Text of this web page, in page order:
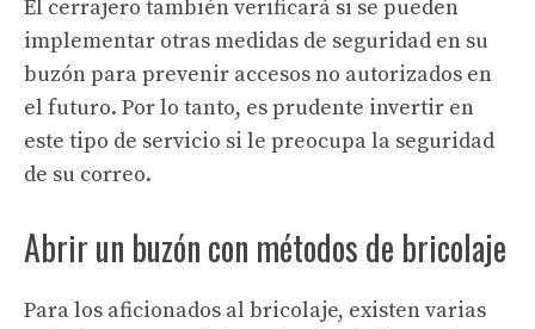
El cerrajero también verificará si se pueden
implementar otras medidas de seguridad en su
buzón para prevenir accesos no autorizados en
el futuro. Por lo tanto, es prudente invertir en
este tipo de servicio si le preocupa la seguridad
de su correo.
Abrir un buzón con métodos de bricolaje
Para los aficionados al bricolaje, existen varias